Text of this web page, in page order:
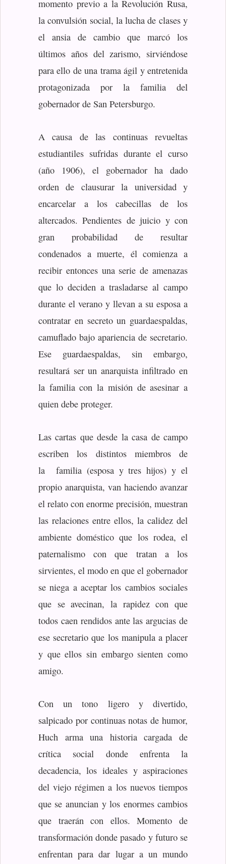
momento previo a la Revolución Rusa,
la convulsión social, la lucha de clases y
el ansia de cambio que marcó los
últimos años del zarismo, sirviéndose
para ello de una trama ágil y entretenida
protagonizada por la familia del
gobernador de San Petersburgo.
A causa de las continuas revueltas
estudiantiles sufridas durante el curso
(año 1906), el gobernador ha dado
orden de clausurar la universidad y
encarcelar a los cabecillas de los
altercados. Pendientes de juicio y con
gran probabilidad de resultar
condenados a muerte, él comienza a
recibir entonces una serie de amenazas
que lo deciden a trasladarse al campo
durante el verano y llevan a su esposa a
contratar en secreto un guardaespaldas,
camuflado bajo apariencia de secretario.
Ese guardaespaldas, sin embargo,
resultará ser un anarquista infiltrado en
la familia con la misión de asesinar a
quien debe proteger.
Las cartas que desde la casa de campo
escriben los distintos miembros de
la familia (esposa y tres hijos) y el
propio anarquista, van haciendo avanzar
el relato con enorme precisión, muestran
las relaciones entre ellos, la calidez del
ambiente doméstico que los rodea, el
paternalismo con que tratan a los
sirvientes, el modo en que el gobernador
se niega a aceptar los cambios sociales
que se avecinan, la rapidez con que
todos caen rendidos ante las argucias de
ese secretario que los manipula a placer
y que ellos sin embargo sienten como
amigo.
Con un tono ligero y divertido,
salpicado por continuas notas de humor,
Huch arma una historia cargada de
crítica social donde enfrenta la
decadencia, los ideales y aspiraciones
del viejo régimen a los nuevos tiempos
que se anuncian y los enormes cambios
que traerán con ellos. Momento de
transformación donde pasado y futuro se
enfrentan para dar lugar a un mundo